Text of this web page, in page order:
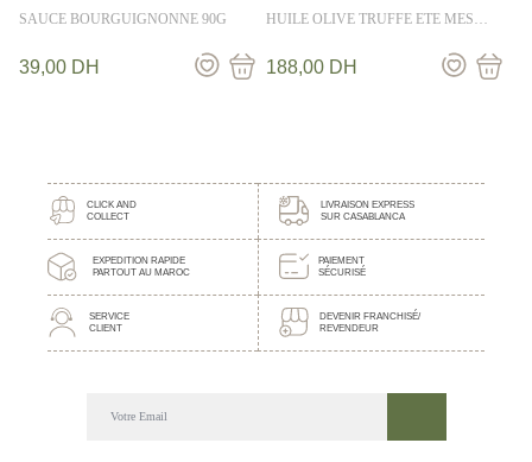
SAUCE BOURGUIGNONNE 90G
39,00 DH
HUILE OLIVE TRUFFE ETE MES
188,00 DH
CLICK AND
COLLECT
LIVRAISON EXPRESS
SUR CASABLANCA
EXPEDITION RAPIDE
PARTOUT AU MAROC
PAIEMENT
SÉCURISÉ
SERVICE
CLIENT
DEVENIR FRANCHISÉ/
REVENDEUR
DECOUVREZ NOTRE NEWSLETTER GOURMANDE
SUIVEZ NOS ACTUALITE ET EVENEMENTS